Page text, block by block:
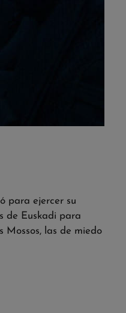
para ejercer su
de Euskadi para
las de miedo